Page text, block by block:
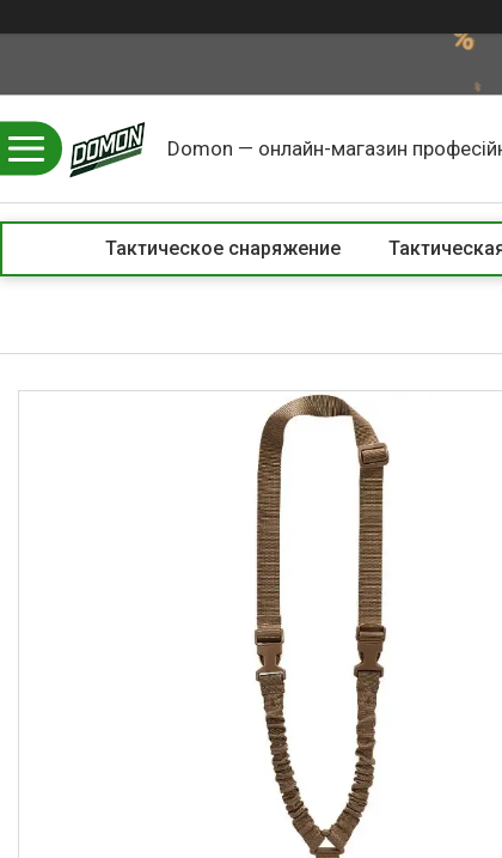
Domon — онлайн-магазин
Тактическое снаряжение